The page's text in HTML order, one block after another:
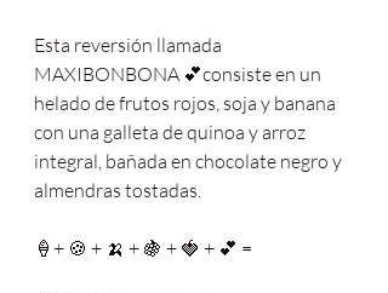
Esta reversión llamada
MAXIBONBONA 💕consiste en un
helado de frutos rojos, soja y banana
con una galleta de quinoa y arroz
integral, bañada en chocolate negro y
almendras tostadas.
🍦+ 🍪 + 🍌 + 🍇 + 🍓 + 💕 =